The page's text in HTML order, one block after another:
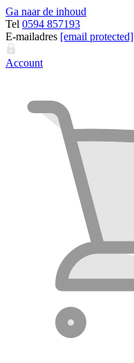
Ga naar de inhoud
Tel 0594 857193
E-mailadres [email protected]
Account